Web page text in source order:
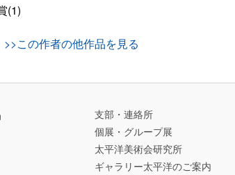
(1)
>>この作者の他作品を見る
支部・連絡所
個展・グループ展
太平洋美術会研究所
ギャラリー太平洋のご案内